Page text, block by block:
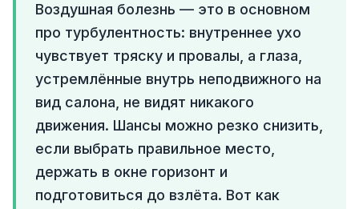
Воздушная болезнь — это в основном
про турбулентность: внутреннее ухо
чувствует тряску и провалы, а глаза,
устремлённые внутрь неподвижного на
вид салона, не видят никакого
движения. Шансы можно резко снизить,
если выбрать правильное место,
держать в окне горизонт и
подготовиться до взлёта. Вот как